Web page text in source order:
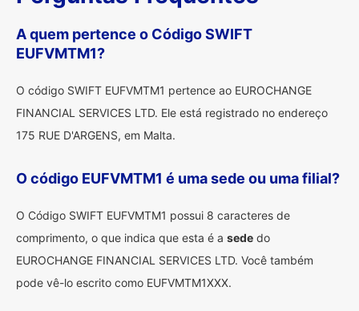
A quem pertence o Código SWIFT
EUFVMTM1?
O código SWIFT EUFVMTM1 pertence ao EUROCHANGE
FINANCIAL SERVICES LTD. Ele está registrado no endereço
175 RUE D'ARGENS, em Malta.
O código EUFVMTM1 é uma sede ou uma filial?
O Código SWIFT EUFVMTM1 possui 8 caracteres de
comprimento, o que indica que esta é a sede do
EUROCHANGE FINANCIAL SERVICES LTD. Você também
pode vê-lo escrito como EUFVMTM1XXX.